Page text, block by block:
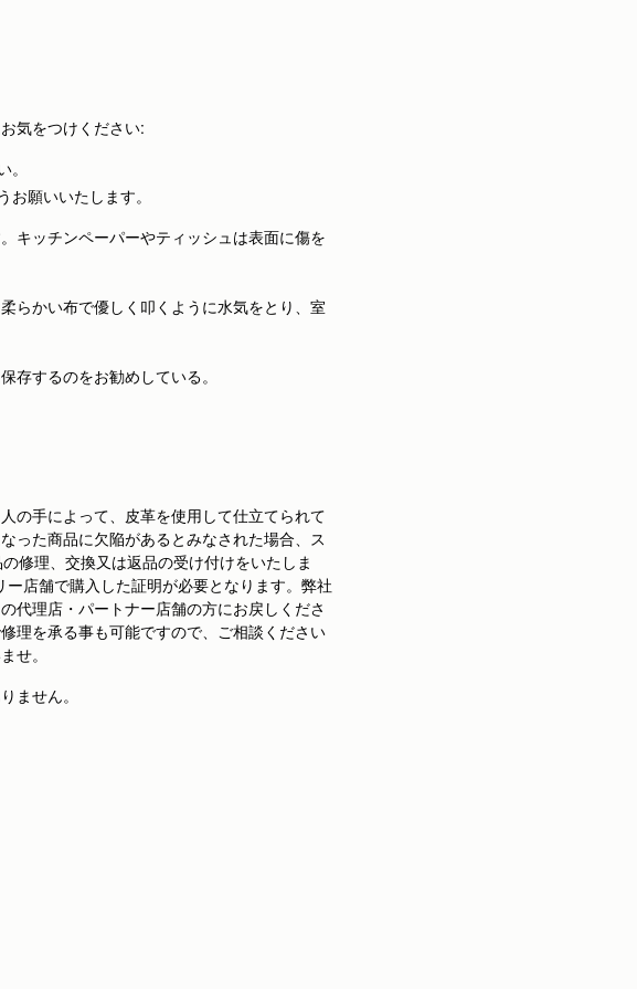
気をつけください:
願いいたします。
キッチンペーパーやティッシュは表面に傷を
らかい布で優しく叩くように水気をとり、室
存するのをお勧めしている。
の手によって、皮革を使用して仕立てられて
った商品に欠陥があるとみなされた場合、ス
修理、交換又は返品の受け付けをいたしま
ー店舗で購入した証明が必要となります。弊社
代理店・パートナー店舗の方にお戻しくださ
理を承る事も可能ですので、ご相談ください
せ。
ません。